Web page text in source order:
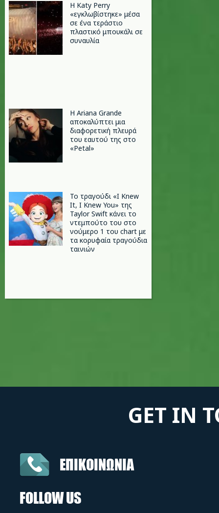
H Katy Perry
«εγκλωβίστηκε» μέσα
σε ένα τεράστιο
πλαστικό μπουκάλι σε
συναυλία
Η Ariana Grande
αποκαλύπτει μια
διαφορετική πλευρά
του εαυτού της στο
«Petal»
Το τραγούδι «I Knew
It, I Knew You» της
Taylor Swift κάνει το
ντεμπούτο του στο
νούμερο 1 του chart με
τα κορυφαία τραγούδια
ταινιών
GET IN
ΕΠΙΚΟΙΝΩΝΙΑ
FOLLOW US